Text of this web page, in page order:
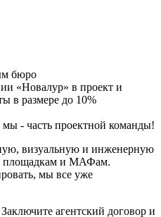
бюро
«Новалур» в проект и
в размере до 10%
мы - часть проектной команды!
визуальную и инженерную
площадкам и МАФам.
мы все уже
агентский договор и